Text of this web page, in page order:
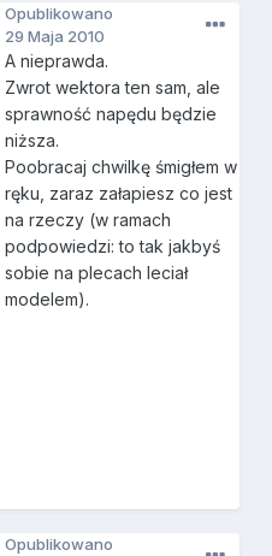
Opublikowano
29 Maja 2010
A nieprawda.
Zwrot wektora ten sam, ale
sprawność napędu będzie
niższa.
Poobracaj chwilkę śmigłem w
ręku, zaraz załapiesz co jest
na rzeczy (w ramach
podpowiedzi: to tak jakbyś
sobie na plecach leciał
modelem).
Opublikowano